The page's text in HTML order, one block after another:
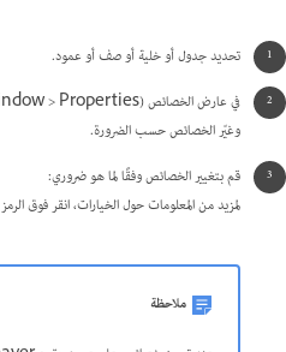
تحديد جدول أو خلية أو صف أو عمود.
وغيّر الخصائص حسب الضرورة.
قم بتغيير الخصائص وفقًا لما هو ضروري:
لمزيد من المعلومات حول الخيارات، انقر فوق الرمز Help في عارض الخصائص.
ملاحظة